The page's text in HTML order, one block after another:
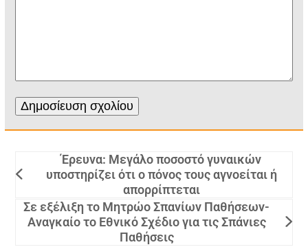
Έρευνα: Μεγάλο ποσοστό γυναικών
υποστηρίζει ότι ο πόνος τους αγνοείται ή
απορρίπτεται
Σε εξέλιξη το Μητρώο Σπανίων Παθήσεων-
Αναγκαίο το Εθνικό Σχέδιο για τις Σπάνιες
Παθήσεις